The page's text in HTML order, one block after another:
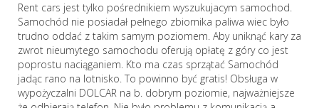
Rent cars jest tylko pośrednikiem wyszukujacym samochod.
Samochód nie posiadał pełnego zbiornika paliwa wiec było
trudno oddać z takim samym poziomem. Aby uniknąć kary za
zwrot nieumytego samochodu oferują opłatę z góry co jest
poprostu naciąganiem. Kto ma czas sprzątać Samochód
jadąc rano na lotnisko. To powinno być gratis! Obsługa w
wypożyczalni DOLCAR na b. dobrym poziomie, najważniejsze